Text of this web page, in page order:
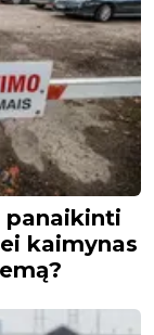
panaikinti
kaimynas